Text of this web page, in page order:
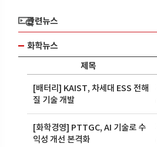
관련뉴스
화학뉴스
제목
[배터리] KAIST, 차세대 ESS 전해
질 기술 개발
[화학경영] PTTGC, AI 기술로 수
익성 개선 본격화